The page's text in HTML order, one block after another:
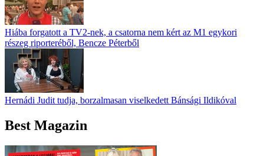
Hiába forgatott a TV2-nek, a csatorna nem kért az M1 egykori
részeg riporteréből, Bencze Péterből
Hernádi Judit tudja, borzalmasan viselkedett Bánsági Ildikóval
Best Magazin